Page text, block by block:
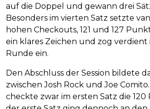
auf die Doppel und gewann drei
Besonders im vierten Satz setzte
hohen Checkouts, 121 und 127
ein klares Zeichen und zog verdient
Runde ein.
Den Abschluss der Session bildete
zwischen Josh Rock und Joe
checkte zwar im ersten Satz die